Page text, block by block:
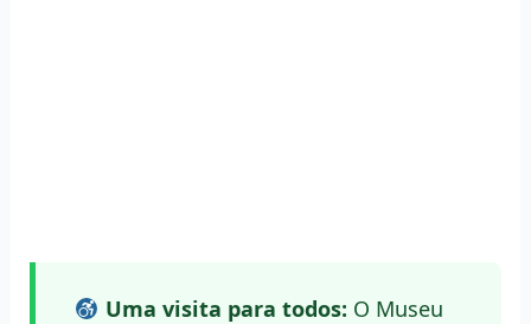
Uma visita para todos: O Museu